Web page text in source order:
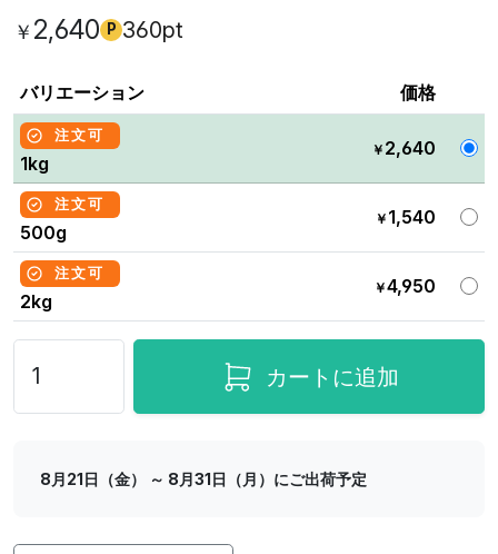
￥ 2,640 P 360pt
バリエーション 価格
注文可
1kg
￥ 2,640
注文可
500g
￥ 1,540
注文可
2kg
￥4,950
カートに追加
8月21日（金） ～ 8月31日（月）にご出荷予定